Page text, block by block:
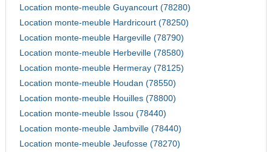
Location monte-meuble Guyancourt (78280)
Location monte-meuble Hardricourt (78250)
Location monte-meuble Hargeville (78790)
Location monte-meuble Herbeville (78580)
Location monte-meuble Hermeray (78125)
Location monte-meuble Houdan (78550)
Location monte-meuble Houilles (78800)
Location monte-meuble Issou (78440)
Location monte-meuble Jambville (78440)
Location monte-meuble Jeufosse (78270)